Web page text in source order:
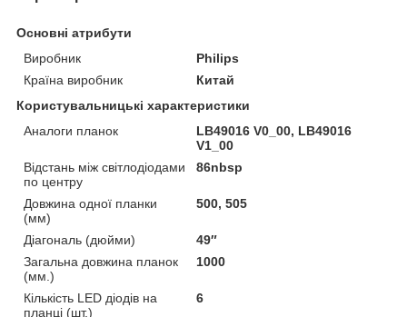
Основні атрибути
Виробник
Philips
Країна виробник
Китай
Користувальницькі характеристики
Аналоги планок
LB49016 V0_00, LB49016
V1_00
Відстань між світлодіодами
по центру
86nbsp
Довжина одної планки
(мм)
500, 505
Діагональ (дюйми)
49″
Загальна довжина планок
(мм.)
1000
Кількість LED діодів на
планці (шт.)
6